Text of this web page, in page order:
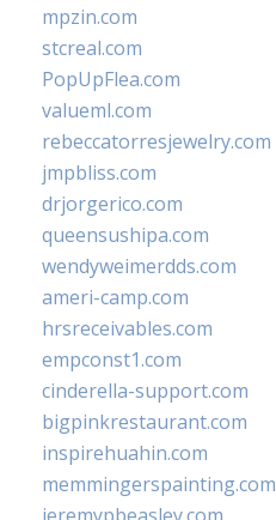
mpzin.com
stcreal.com
PopUpFlea.com
valueml.com
rebeccatorresjewelry.com
jmpbliss.com
drjorgerico.com
queensushipa.com
wendyweimerdds.com
ameri-camp.com
hrsreceivables.com
empconst1.com
cinderella-support.com
bigpinkrestaurant.com
inspirehuahin.com
memmingerspainting.com